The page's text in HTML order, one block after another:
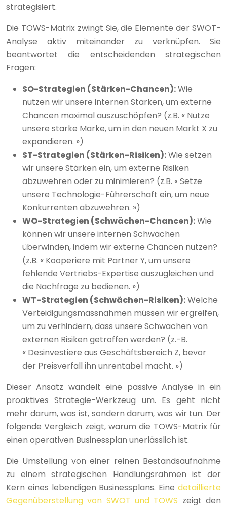
strategisiert.
Die TOWS-Matrix zwingt Sie, die Elemente der SWOT-
Analyse aktiv miteinander zu verknüpfen. Sie
beantwortet die entscheidenden strategischen
Fragen:
SO-Strategien (Stärken-Chancen):Wie
nutzen wir unsere internen Stärken, um externe
Chancen maximal auszuschöpfen? (z.B. « Nutze
unsere starke Marke, um in den neuen Markt X zu
expandieren. »)
ST-Strategien (Stärken-Risiken):Wie setzen
wir unsere Stärken ein, um externe Risiken
abzuwehren oder zu minimieren? (z.B. « Setze
unsere Technologie-Führerschaft ein, um neue
Konkurrenten abzuwehren. »)
WO-Strategien (Schwächen-Chancen):Wie
können wir unsere internen Schwächen
überwinden, indem wir externe Chancen nutzen?
(z.B. « Kooperiere mit Partner Y, um unsere
fehlende Vertriebs-Expertise auszugleichen und
die Nachfrage zu bedienen. »)
WT-Strategien (Schwächen-Risiken):Welche
Verteidigungsmassnahmen müssen wir ergreifen,
um zu verhindern, dass unsere Schwächen von
externen Risiken getroffen werden? (z.-B.
« Desinvestiere aus Geschäftsbereich Z, bevor
der Preisverfall ihn unrentabel macht. »)
Dieser Ansatz wandelt eine passive Analyse in ein
proaktives Strategie-Werkzeug um. Es geht nicht
mehr darum, was ist, sondern darum, was wir tun. Der
folgende Vergleich zeigt, warum die TOWS-Matrix für
einen operativen Businessplan unerlässlich ist.
Die Umstellung von einer reinen Bestandsaufnahme
zu einem strategischen Handlungsrahmen ist der
Kern eines lebendigen Businessplans. Eine detaillierte
Gegenüberstellung von SWOT und TOWS zeigt den